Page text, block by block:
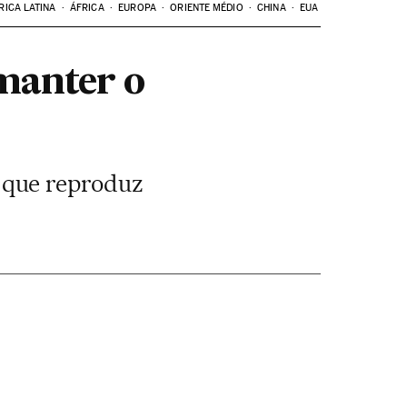
LATINA ÁFRICA EUROPA ORIENTE MÉDIO CHINA EUA
o
reproduz